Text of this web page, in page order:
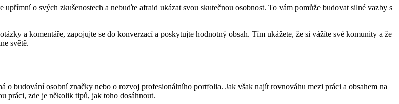
o svých zkušenostech a nebuďte afraid ukázat svou skutečnou osobnost. To vám pomůže budovat silné vazby s
a komentáře, zapojujte se do konverzací a poskytujte hodnotný obsah. Tím ukážete, že si vážíte své komunity a že
světě.
budování osobní značky nebo o rozvoj profesionálního portfolia. Jak však najít rovnováhu mezi práci a obsahem na
práci, zde je několik tipů, jak toho dosáhnout.